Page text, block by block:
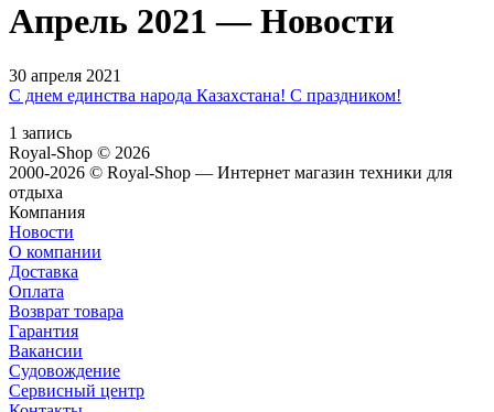
Апрель 2021 — Новости
30 апреля 2021
С днем единства народа Казахстана! С праздником!
1 запись
Royal-Shop © 2026
2000-2026 © Royal-Shop — Интернет магазин техники для
отдыха
Компания
Новости
О компании
Доставка
Оплата
Возврат товара
Гарантия
Вакансии
Судовождение
Сервисный центр